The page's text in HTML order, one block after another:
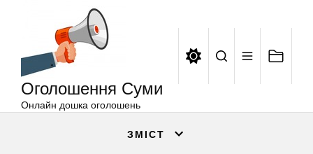
Оголошення Суми
Онлайн дошка оголошень
ЗМІСТ